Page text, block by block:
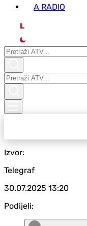
A RADIO
L
Izvor:
Telegraf
30.07.2025 13:20
Podijeli: